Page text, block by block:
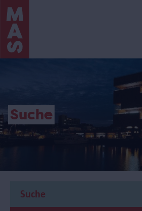
Direkt
zum
Inhalt
Suche